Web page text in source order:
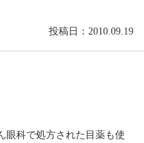
投稿日：2010.09.19
眼科で処方された目薬も使